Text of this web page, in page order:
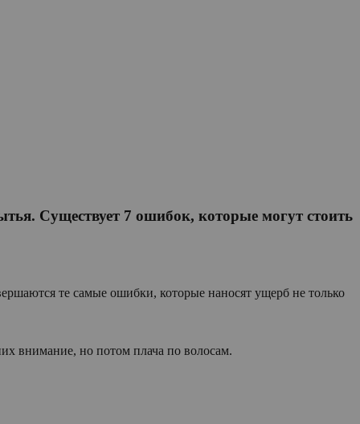
Существует 7 ошибок, которые могут стоить
те самые ошибки, которые наносят ущерб не только
внимание, но потом плача по волосам.